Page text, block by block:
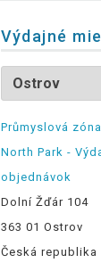
Výdajné
Průmyslová
North Park -
objednávok
Dolní Žďár 104
363 01 Ostrov
Česká republika